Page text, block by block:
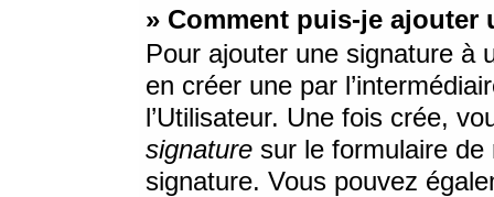
» Comment puis-je ajouter
Pour ajouter une signature à
en créer une par
l’Utilisateur. Une fois crée,
signature sur le formulaire de
signature. Vous pouvez